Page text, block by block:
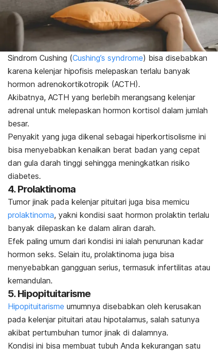
Sindrom Cushing (Cushing’s syndrome) bisa disebabkan
karena kelenjar hipofisis melepaskan terlalu banyak
hormon adrenokortikotropik (ACTH).
Akibatnya, ACTH yang berlebih merangsang kelenjar
adrenal untuk melepaskan hormon kortisol dalam jumlah
besar.
Penyakit yang juga dikenal sebagai hiperkortisolisme ini
bisa menyebabkan kenaikan berat badan yang cepat
dan gula darah tinggi sehingga meningkatkan risiko
diabetes.
4. Prolaktinoma
Tumor jinak pada kelenjar pituitari juga bisa memicu
prolaktinoma, yakni kondisi saat hormon prolaktin terlalu
banyak dilepaskan ke dalam aliran darah.
Efek paling umum dari kondisi ini ialah penurunan kadar
hormon seks. Selain itu, prolaktinoma juga bisa
menyebabkan gangguan serius, termasuk infertilitas atau
kemandulan.
5. Hipopituitarisme
Hipopituitarisme umumnya disebabkan oleh kerusakan
pada kelenjar pituitari atau hipotalamus, salah satunya
akibat pertumbuhan tumor jinak di dalamnya.
Kondisi ini bisa membuat tubuh Anda kekurangan satu